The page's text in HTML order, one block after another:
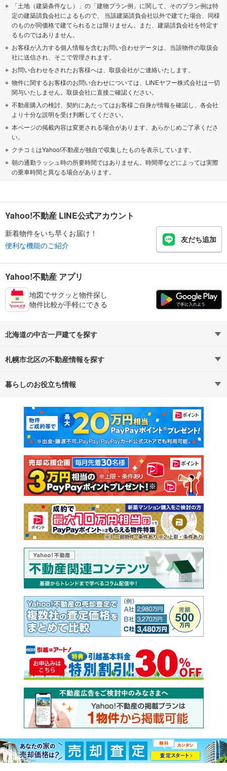
「土地（建築条件なし）」の「建物プラン例」に関して、そのプラン例は特
定の建築請負会社によるもので、 当該建築請負会社以外で建てた場合、同様
のものが同価格で建てられるとは限りません。また、建築請負会社を特定す
るものではありません。
お客様が入力する個人情報を含むお問い合わせデータは、当該物件の取扱会
社に送信され、そこで管理されます。
お問い合わせをされたお客様へは、取扱会社がご連絡いたします。
物件に関するお客様のお問い合わせについては、LINEヤフー株式会社は一切
関与いたしません。取扱会社に直接ご確認ください。
不動産購入の検討、契約にあたってはお客様ご自身が情報を確認し、各会社
より十分な説明を受け判断してください。
本ページの掲載内容は変更される場合があります。あらかじめご了承くださ
い。
クチコミはYahoo!不動産が独自で収集したものを表示しています。
朝の通勤ラッシュ時の所要時間ではありません。時間帯などによっては実際
の乗車時間と異なる場合があります。
Yahoo!不動産 LINE公式アカウント
新着物件をいち早くお届け！
便利な機能のご紹介
友だち追加
Yahoo!不動産 アプリ
地図でサクッと物件探し
物件比較が手軽にできる
北海道の中古一戸建てを探す
路線・駅から探す
通勤・通学時間から探す
札幌市北区の不動産情報を探す
不動産・住宅
新築マンション 中古マンション
新築一戸建て 中古一戸建て
注文住宅 土地
売却査定
暮らしのお役立ち情報
マンションカタログ 教えて！住まいの先生